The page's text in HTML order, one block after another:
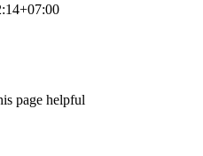
page helpful